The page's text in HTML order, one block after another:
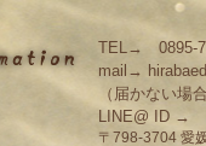
TEL→ 0895-
mail→
（届かない場
LINE@ ID →
〒798-3704 愛